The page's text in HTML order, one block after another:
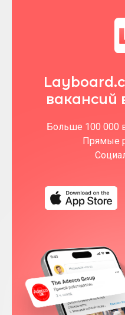
вакансий
Больше 100 000
Прямые